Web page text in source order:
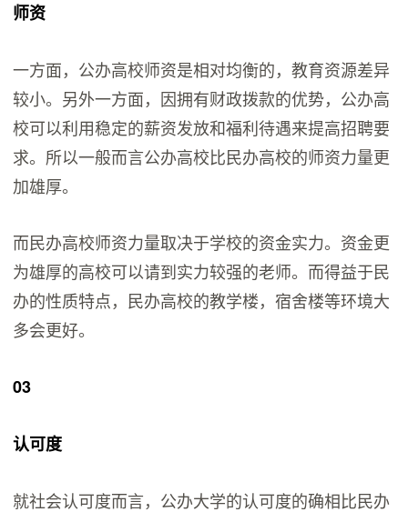
师资
一方面，公办高校师资是相对均衡的，教育资源差异
较小。另外一方面，因拥有财政拨款的优势，公办高
校可以利用稳定的薪资发放和福利待遇来提高招聘要
求。所以一般而言公办高校比民办高校的师资力量更
加雄厚。
而民办高校师资力量取决于学校的资金实力。资金更
为雄厚的高校可以请到实力较强的老师。而得益于民
办的性质特点，民办高校的教学楼，宿舍楼等环境大
多会更好。
03
认可度
就社会认可度而言，公办大学的认可度的确相比民办